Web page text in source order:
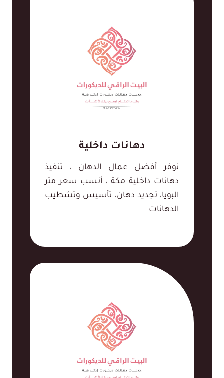
دهانات داخلية
نوفر أفضل عمال الدهان ، تنفيذ
دهانات داخلية مكة ، أنسب سعر متر
البويا، تجديد دهان، تأسيس وتشطيب
الدهانات